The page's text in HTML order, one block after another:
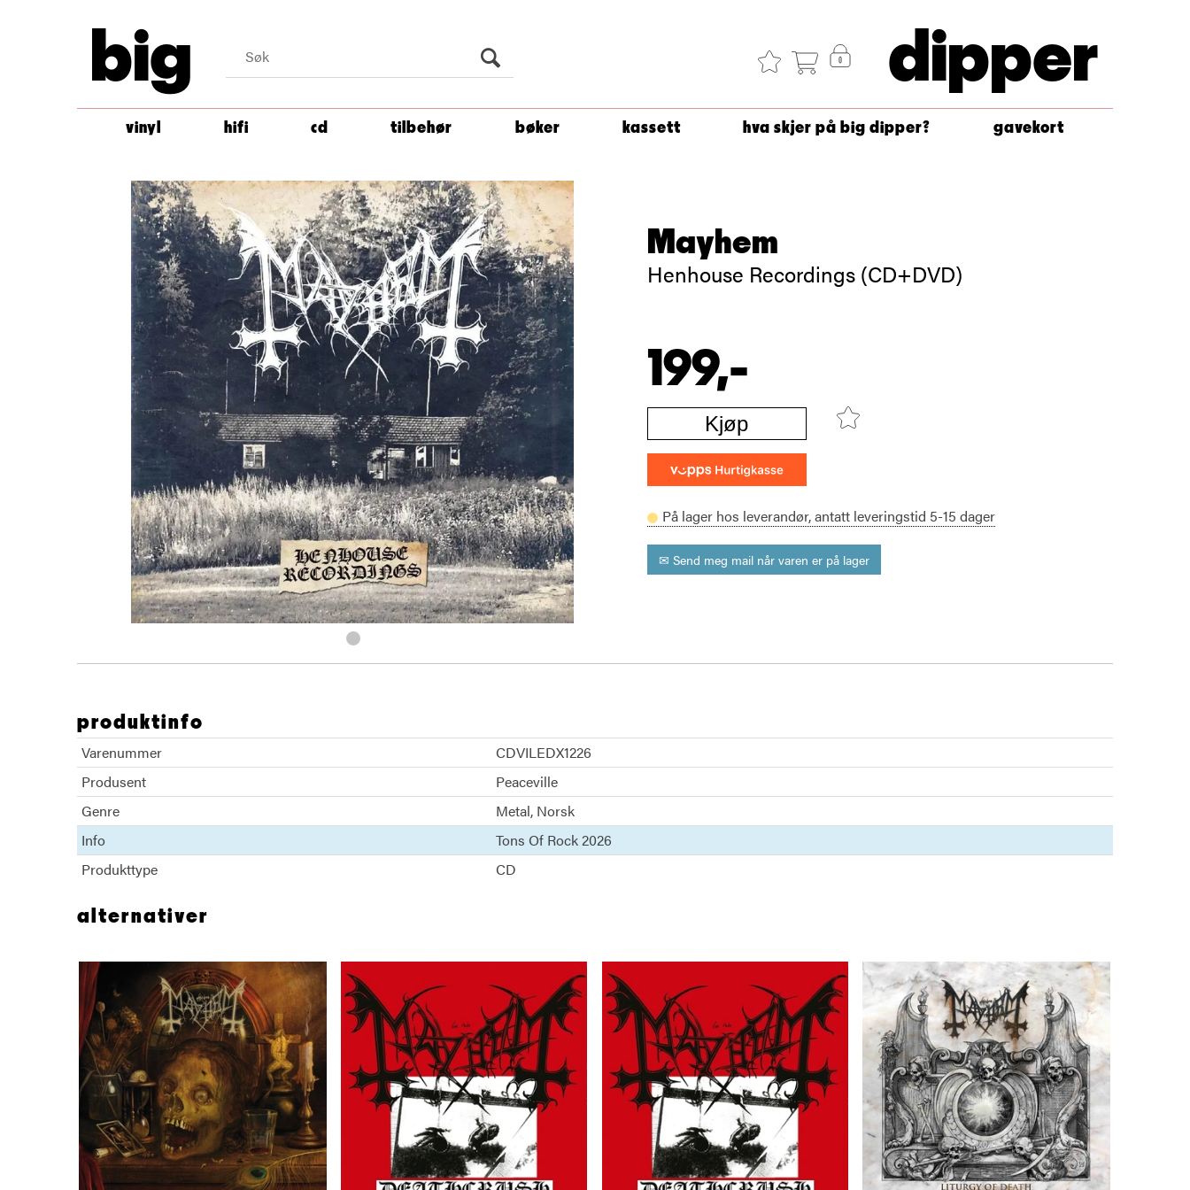
big dipper
vinyl hifi cd tilbehør bøker kassett hva skjer på big dipper? gavekort
Mayhem
Henhouse Recordings (CD+DVD)
199,-
Kjøp
På lager hos leverandør,antatt leveringstid 5-15 dager
✉ Send meg mail når varen er på lager
produktinfo
Varenummer
CDVILEDX1226
Produsent
Peaceville
Genre
Metal Norsk
Info
Tons Of Rock 2026
Produkttype
CD
alternativer